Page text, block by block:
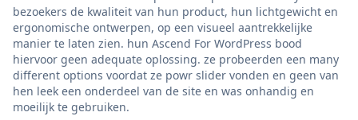
bezoekers de kwaliteit van hun product, hun lichtgewicht en
ergonomische ontwerpen, op een visueel aantrekkelijke
manier te laten zien. hun Ascend For WordPress bood
hiervoor geen adequate oplossing. ze probeerden een many
different options voordat ze powr slider vonden en geen van
hen leek een onderdeel van de site en was onhandig en
moeilijk te gebruiken.